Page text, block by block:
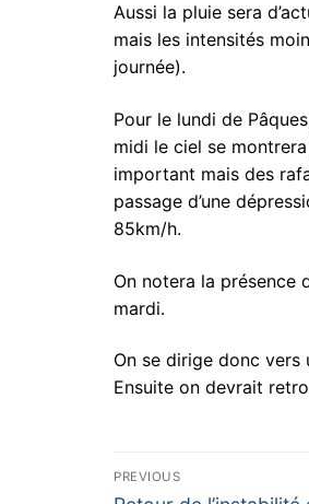
Aussi la pluie sera
mais les intensités
journée).
Pour le lundi de
midi le ciel se
important mais des
passage d’une
85km/h.
On notera la présence
mardi.
On se dirige donc vers
Ensuite on devrait
Navigation
PREVIOUS